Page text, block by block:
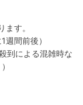
す。
週間前後）
到による混雑時な